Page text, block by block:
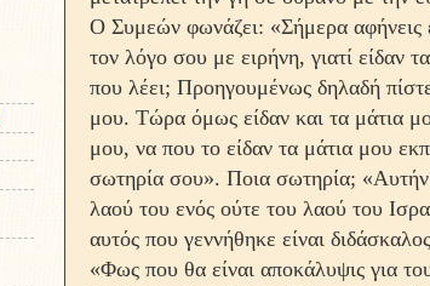
Ο Συμεών φωνάζει: «Σήμερα
τον λόγο σου με ειρήνη, γιατί είδαν
που λέει; Προηγουμένως δηλαδή
μου. Τώρα όμως είδαν και τα μάτια
μου, να που το είδαν τα μάτια μου
σωτηρία σου». Ποια σωτηρία;
λαού του ενός ούτε του λαού του
αυτός που γεννήθηκε είναι
«Φως που θα είναι αποκάλυψις για